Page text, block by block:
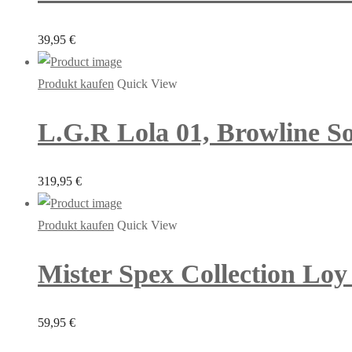
39,95 €
Produkt kaufen Quick View
L.G.R Lola 01, Browline
319,95 €
Produkt kaufen Quick View
Mister Spex Collection
59,95 €